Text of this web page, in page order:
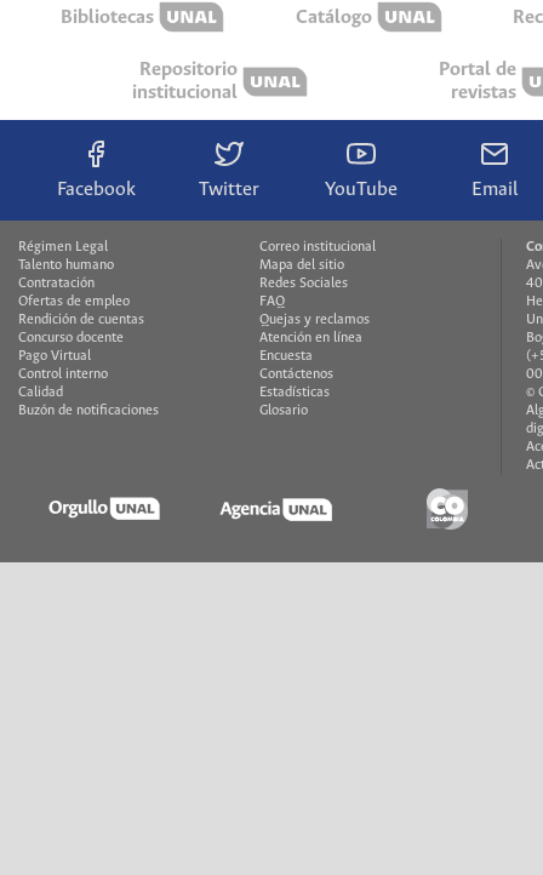
Bibliotecas Catálogo
Repositorio
institucional
Portal de
revistas
Facebook Twitter YouTube Email
Régimen Legal
Talento humano
Contratación
Ofertas de empleo
Rendición de cuentas
Concurso docente
Pago Virtual
Control interno
Calidad
Buzón de notificaciones
Correo institucional
Mapa del sitio
Redes Sociales
FAQ
Quejas y reclamos
Atención en línea
Encuesta
Contáctenos
Estadísticas
Glosario
©